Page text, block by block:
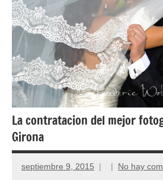
La contratacion del mejor
Girona
septiembre 9, 2015 No hay